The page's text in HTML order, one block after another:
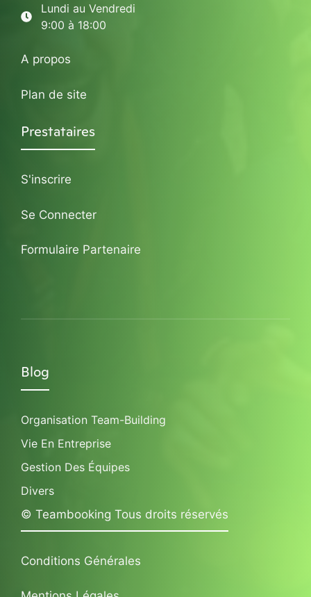
Lundi au Vendredi
9:00 à 18:00
A propos
Plan de site
Prestataires
S'inscrire
Se Connecter
Formulaire Partenaire
Blog
Organisation Team-Building
Vie En Entreprise
Gestion Des Équipes
Divers
© Teambooking Tous droits réservés
Conditions Générales